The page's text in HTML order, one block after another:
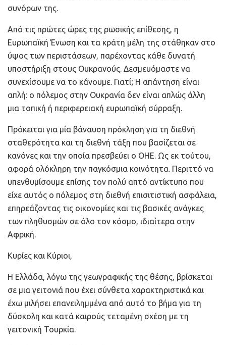
συνόρων της.
Από τις πρώτες ώρες της ρωσικής επίθεσης, η
Ευρωπαϊκή Ένωση και τα κράτη μέλη της στάθηκαν στο
ύψος των περιστάσεων, παρέχοντας κάθε δυνατή
υποστήριξη στους Ουκρανούς. Δεσμευόμαστε να
συνεχίσουμε να το κάνουμε. Γιατί; Η απάντηση είναι
απλή: ο πόλεμος στην Ουκρανία δεν είναι απλώς άλλη
μια τοπική ή περιφερειακή ευρωπαϊκή σύρραξη.
Πρόκειται για μία βάναυση πρόκληση για τη διεθνή
σταθερότητα και τη διεθνή τάξη που βασίζεται σε
κανόνες και την οποία πρεσβεύει ο ΟΗΕ. Ως εκ τούτου,
αφορά ολόκληρη την παγκόσμια κοινότητα. Περιττό να
υπενθυμίσουμε επίσης τον πολύ απτό αντίκτυπο που
είχε αυτός ο πόλεμος στη διεθνή επισιτιστική ασφάλεια,
επηρεάζοντας τις οικονομίες και τις βασικές ανάγκες
των πληθυσμών σε όλο τον κόσμο, ιδιαίτερα στην
Αφρική.
Κυρίες και Κύριοι,
Η Ελλάδα, λόγω της γεωγραφικής της θέσης, βρίσκεται
σε μια γειτονιά που έχει σύνθετα χαρακτηριστικά και
έχω μιλήσει επανειλημμένα από αυτό το βήμα για τη
δύσκολη και κατά καιρούς τεταμένη σχέση με τη
γειτονική Τουρκία.